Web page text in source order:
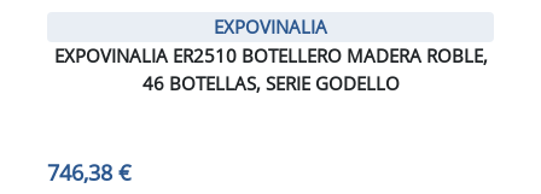
EXPOVINALIA
EXPOVINALIA ER2510 BOTELLERO MADERA ROBLE,
46 BOTELLAS, SERIE GODELLO
746,38 €